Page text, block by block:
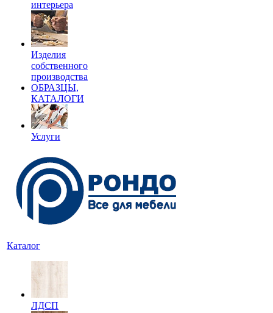
интерьера
Изделия
собственного
производства
ОБРАЗЦЫ,
КАТАЛОГИ
Услуги
Каталог
ЛДСП